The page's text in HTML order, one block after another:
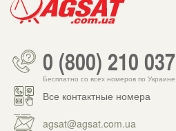
0 (800) 210 037
Бесплатно со всех номеров по Украине
Все контактные номера
agsat@agsat.com.ua